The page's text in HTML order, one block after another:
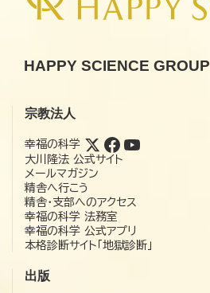
HAPPY SCIENCE GROUP
宗教法人
幸福の科学
大川隆法 公式サイト
メールマガジン
精舎へ行こう
精舎・支部へのアクセス
幸福の科学 法務室
幸福の科学 公式アプリ
本格診断サイト「地獄診断」
出版